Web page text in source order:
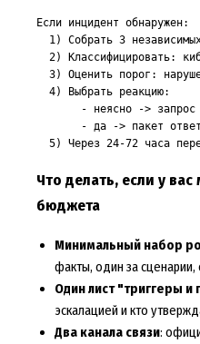
Если инцидент обнаружен:
1) Собрать 3
2) Классифицировать:
3) Оценить порог:
  4) Выбрать реакцию:
- неясно ->
- да -> пакет
Что делать, если у
бюджета
Минимальный набор
факты, один за
Один лист "триггеры и
эскалацией и кто
Два канала связи: